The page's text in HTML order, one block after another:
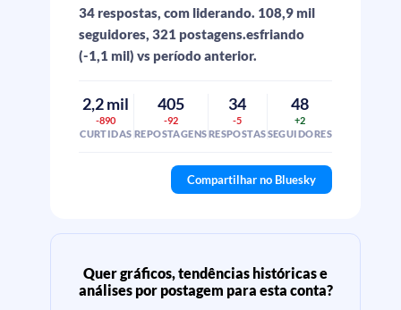
34 respostas, com liderando. 108,9 mil
seguidores, 321 postagens.esfriando
(-1,1 mil) vs período anterior.
2,2 mil
-890
CURTIDAS
405
-92
REPOSTAGENS
34
-5
RESPOSTAS
48
+2
SEGUIDORES
Compartilhar no Bluesky
Quer gráficos, tendências históricas e
análises por postagem para esta conta?